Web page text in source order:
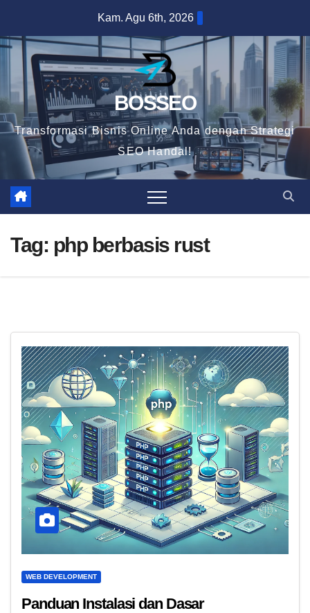
content
Kam. Agu 6th, 2026
BOSSEO
Transformasi Bisnis Online Anda dengan Strategi
SEO Handal!
Tag: php berbasis rust
WEB DEVELOPMENT
Panduan Instalasi dan Dasar